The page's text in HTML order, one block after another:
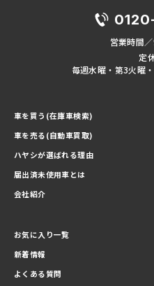
営業時間
定
毎週水曜・第3火曜
車を買う(在庫車検索)
車を売る(自動車買取)
ハヤシが選ばれる理由
届出済未使用車とは
会社紹介
お気に入り一覧
新着情報
よくある質問